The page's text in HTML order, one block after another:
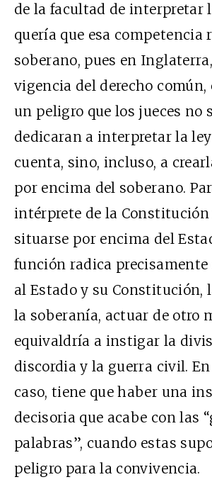
de la facultad de interpretar
quería que esa competencia
soberano, pues en
vigencia del derecho común,
un peligro que los jueces no
dedicaran a interpretar la
cuenta, sino, incluso, a
por encima del soberano.
intérprete de la Constitución
situarse por encima del
función radica precisamente
al Estado y su Constitución,
la soberanía, actuar de otro
equivaldría a instigar la
discordia y la guerra civil.
caso, tiene que haber una
decisoria que acabe con las
palabras”, cuando estas
peligro para la convivencia.